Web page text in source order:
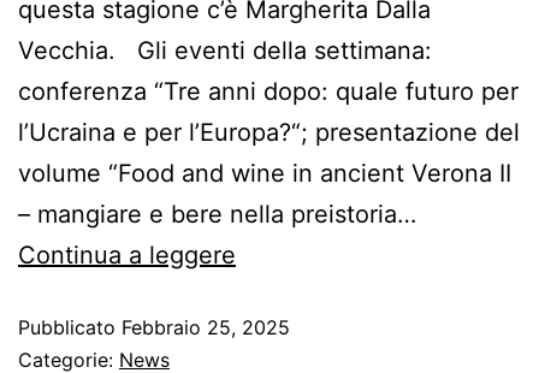
questa stagione c’è Margherita Dalla
Vecchia. Gli eventi della settimana:
conferenza “Tre anni dopo: quale futuro per
l’Ucraina e per l’Europa?“; presentazione del
volume “Food and wine in ancient Verona II
– mangiare e bere nella preistoria…
Continua a leggere
Pubblicato Febbraio 25, 2025
Categorie: News